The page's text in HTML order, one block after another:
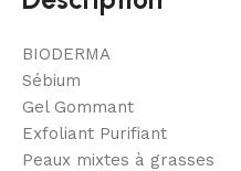
BIODERMA
Sébium
Gel Gommant
Exfoliant Purifiant
Peaux mixtes à grasses